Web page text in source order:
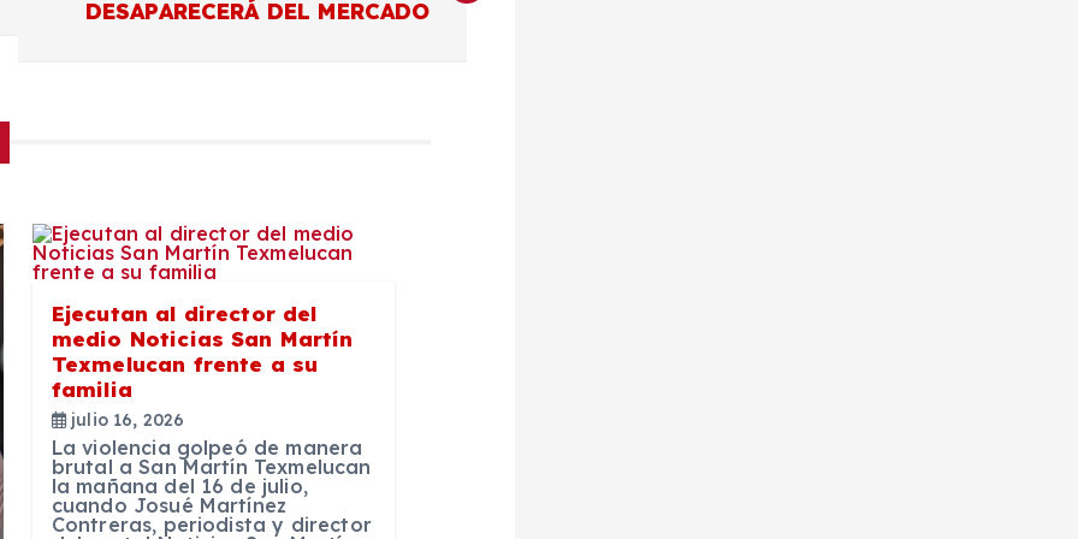
DESAPARECERÁ DEL MERCADO
Ejecutan al director del
medio Noticias San Martín
Texmelucan frente a su
familia
julio 16, 2026
La violencia golpeó de manera
brutal a San Martín Texmelucan
la mañana del 16 de julio,
cuando Josué Martínez
Contreras, periodista y director